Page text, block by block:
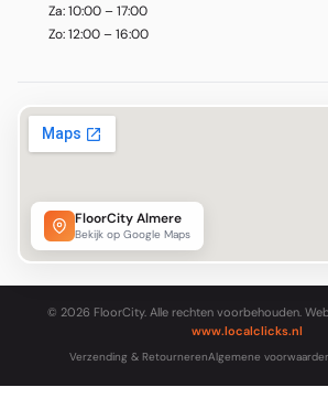
Za: 10:00 – 17:00
Zo: 12:00 – 16:00
FloorCity Almere
Bekijk op Google Maps
© 2026 FloorCity. Alle rechten voorbehouden.
www.localclicks.nl
Verzending & RetournerenAlgemene